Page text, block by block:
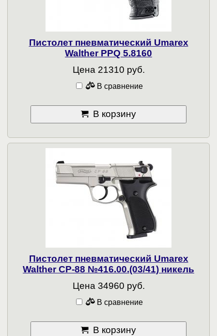
Пистолет пневматический Umarex
Walther PPQ 5.8160
Цена 21310 руб.
В сравнение
В корзину
Пистолет пневматический Umarex
Walther CP-88 №416.00.(03/41) никель
Цена 34960 руб.
В сравнение
В корзину